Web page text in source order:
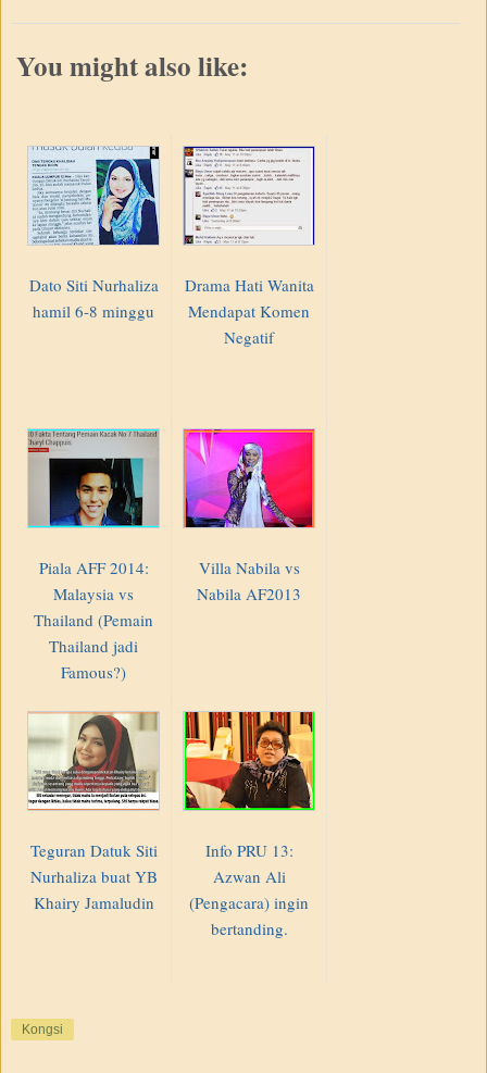
You might also like:
Dato Siti Nurhaliza
hamil 6-8 minggu
Drama Hati Wanita
Mendapat Komen
Negatif
Piala AFF 2014:
Malaysia vs
Thailand (Pemain
Thailand jadi
Famous?)
Villa Nabila vs
Nabila AF2013
Teguran Datuk Siti
Nurhaliza buat YB
Khairy Jamaludin
Info PRU 13:
Azwan Ali
(Pengacara) ingin
bertanding.
Kongsi